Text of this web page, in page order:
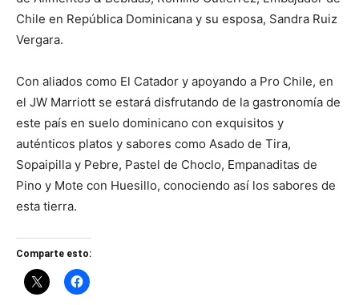
Chile en República Dominicana y su esposa, Sandra Ruiz
Vergara.
Con aliados como El Catador y apoyando a Pro Chile, en
el JW Marriott se estará disfrutando de la gastronomía de
este país en suelo dominicano con exquisitos y
auténticos platos y sabores como Asado de Tira,
Sopaipilla y Pebre, Pastel de Choclo, Empanaditas de
Pino y Mote con Huesillo, conociendo así los sabores de
esta tierra.
Comparte esto: